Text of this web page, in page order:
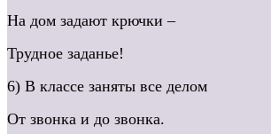
На дом задают крючки –
Трудное заданье!
6) В классе заняты все делом
От звонка и до звонка.